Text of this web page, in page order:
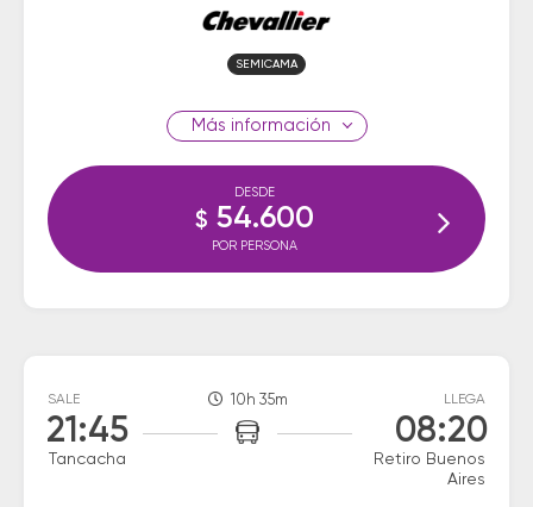
SEMICAMA
información
DESDE
$ 54.600
POR PERSONA
SALE
21:45
Tancacha
10h 35m LLEGA
08:20
Retiro Buenos
Aires